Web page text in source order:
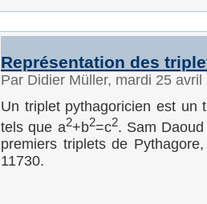
Représentation des
Par Didier Müller, mardi 25
Un triplet pythagoricien est un
tels que a2+b2=c2. Sam
premiers triplets de
11730.